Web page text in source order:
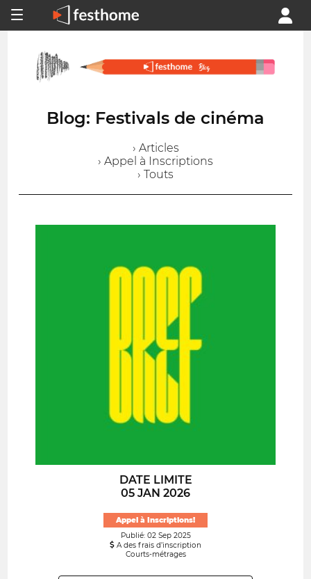
Blog: Festivals de cinéma
› Articles
› Appel à Inscriptions
› Touts
DATE LIMITE
05 JAN 2026
Appel à Inscriptions!
Publié: 02 Sep 2025
A des frais d’inscription
Courts-métrages